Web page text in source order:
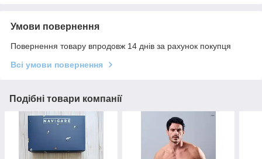
Умови повернення
Повернення товару впродовж 14 днів за рахунок покупця
Всі умови повернення
Подібні товари компанії